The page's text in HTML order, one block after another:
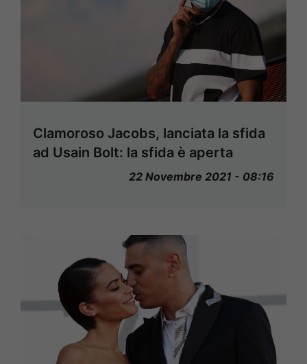
Clamoroso Jacobs, lanciata la sfida
ad Usain Bolt: la sfida è aperta
22 Novembre 2021 - 08:16